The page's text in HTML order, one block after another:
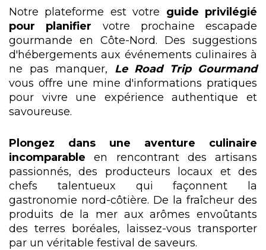
Notre plateforme est votre guide privilégié
pour planifier votre prochaine escapade
gourmande en Côte-Nord. Des suggestions
d'hébergements aux événements culinaires à
ne pas manquer, Le Road Trip Gourmand
vous offre une mine d'informations pratiques
pour vivre une expérience authentique et
savoureuse.
Plongez dans une aventure culinaire
incomparable en rencontrant des artisans
passionnés, des producteurs locaux et des
chefs talentueux qui façonnent la
gastronomie nord-côtière. De la fraîcheur des
produits de la mer aux arômes envoûtants
des terres boréales, laissez-vous transporter
par un véritable festival de saveurs.